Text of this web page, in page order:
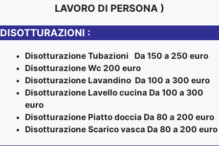
LAVORO DI PERSONA )
DISOTTURAZIONI :
Disotturazione Tubazioni Da 150 a 250 euro
Disotturazione Wc 200 euro
Disotturazione Lavandino Da 100 a 300 euro
Disotturazione Lavello cucina Da 100 a 300
euro
Disotturazione Piatto doccia Da 80 a 200 euro
Disotturazione Scarico vasca Da 80 a 200 euro